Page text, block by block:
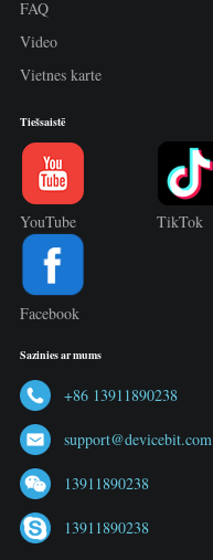
FAQ
Video
Vietnes karte
Tiešsaistē
YouTube TikTok
Facebook
Sazinies ar mums
+86 13911890238
support@devicebit.com
13911890238
13911890238